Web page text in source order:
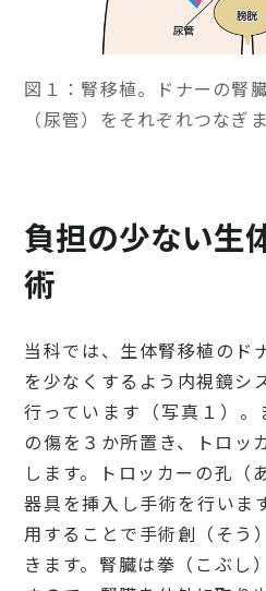
図１：腎移植。ドナーの腎
（尿管）をそれぞれつなぎ
負担の少ない生
術
当科では、生体腎移植のド
を少なくするよう内視鏡シ
行っています（写真１）
の傷を３か所置き、トロッ
します。トロッカーの孔（
器具を挿入し手術を行いま
用することで手術創（そう
きます。腎臓は拳（こぶし